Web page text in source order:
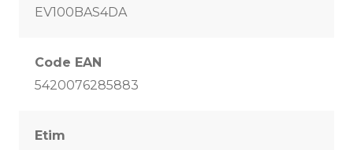
EV100BAS4DA
Code EAN
5420076285883
Etim